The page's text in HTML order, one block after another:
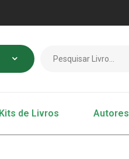
Kits de Livros Autores